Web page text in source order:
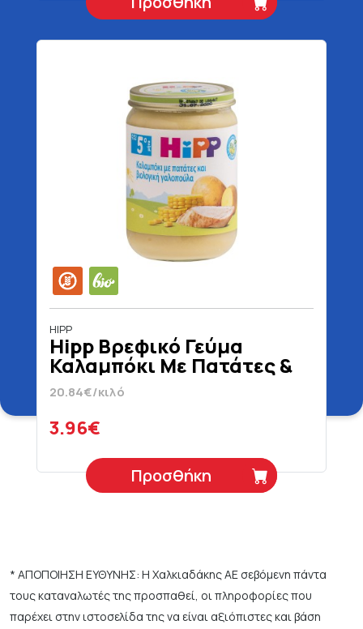
HIPP
Hipp Βρεφικό Γεύμα
Καλαμπόκι Με Πατάτες &
Γαλοπούλα 5+ Μηνών
Βιολογικό Χωρίς Γλουτένη
190 gr
20.84€/κιλό
3.96€
Προσθήκη
* ΑΠΟΠΟΙΗΣΗ ΕΥΘΥΝΗΣ: Η Χαλκιαδάκης ΑΕ σεβόμενη πάντα
τους καταναλωτές της προσπαθεί, οι πληροφορίες που
παρέχει στην ιστοσελίδα της να είναι αξιόπιστες και βάση